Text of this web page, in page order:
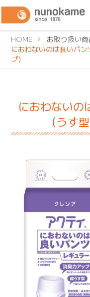
HOME
お取り扱い商
におわないのは良いパ
プ）
におわないの
（うす